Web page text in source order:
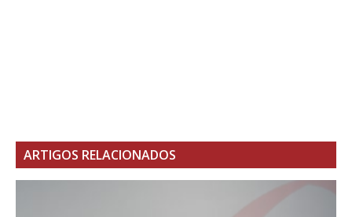
ARTIGOS RELACIONADOS